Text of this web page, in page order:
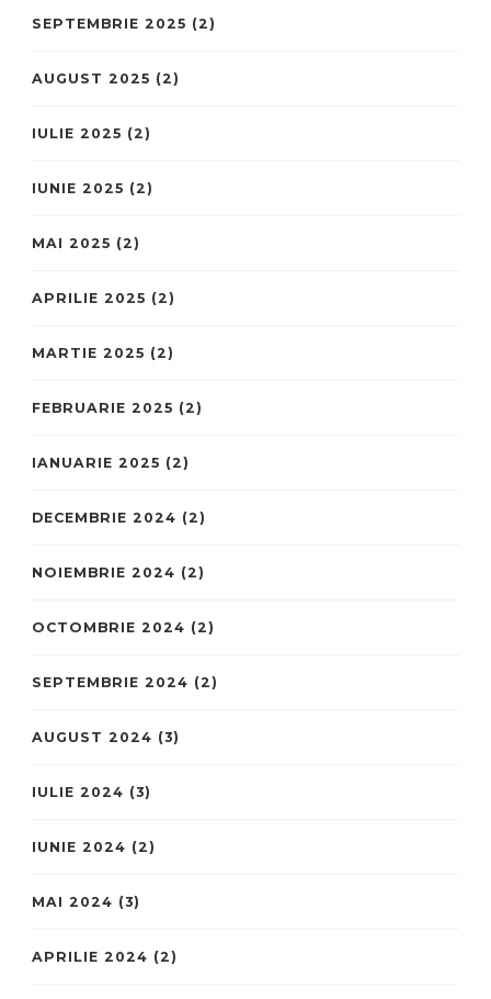
SEPTEMBRIE 2025 (2)
AUGUST 2025 (2)
IULIE 2025 (2)
IUNIE 2025 (2)
MAI 2025 (2)
APRILIE 2025 (2)
MARTIE 2025 (2)
FEBRUARIE 2025 (2)
IANUARIE 2025 (2)
DECEMBRIE 2024 (2)
NOIEMBRIE 2024 (2)
OCTOMBRIE 2024 (2)
SEPTEMBRIE 2024 (2)
AUGUST 2024 (3)
IULIE 2024 (3)
IUNIE 2024 (2)
MAI 2024 (3)
APRILIE 2024 (2)